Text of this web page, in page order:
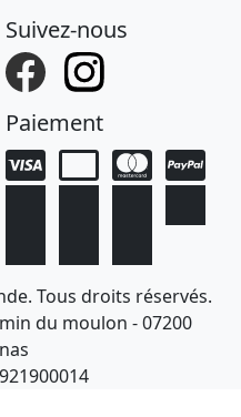
Suivez-nous
Paiement
Tous droits réservés.
du moulon - 07200